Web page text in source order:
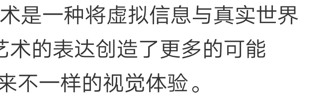
是一种将虚拟信息与真实世界
的表达创造了更多的可能
不一样的视觉体验。